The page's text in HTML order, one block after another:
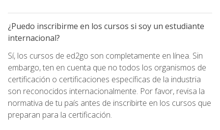
¿Puedo inscribirme en los cursos si soy un estudiante
internacional?
Sí, los cursos de ed2go son completamente en línea. Sin
embargo, ten en cuenta que no todos los organismos de
certificación o certificaciones específicas de la industria
son reconocidos internacionalmente. Por favor, revisa la
normativa de tu país antes de inscribirte en los cursos que
preparan para la certificación.